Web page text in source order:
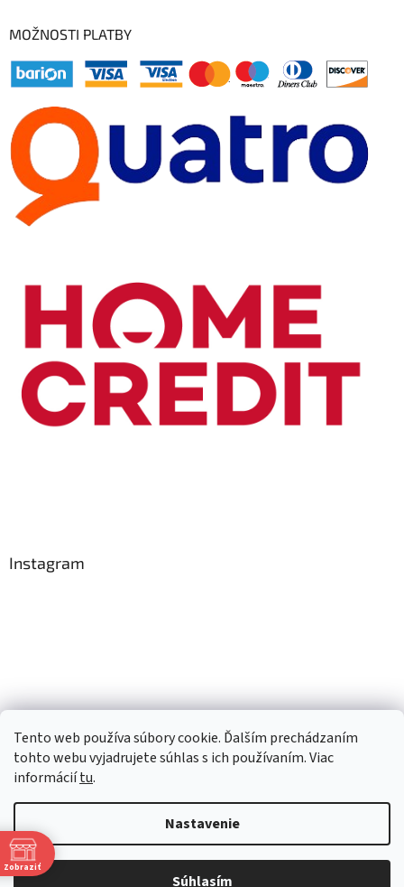
Tento web používa súbory cookie. Ďalším prechádzaním
tohto webu vyjadrujete súhlas s ich používaním. Viac
informáciítu.
Nastavenie
Súhlasím
MOŽNOSTI PLATBY
Instagram
Sledovať na Instagrame
Copyright 2026TopRobot.sk. Všetky práva vyhradené.Upraviť
nastavenie cookies
Zobraziť